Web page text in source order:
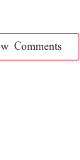
Comments